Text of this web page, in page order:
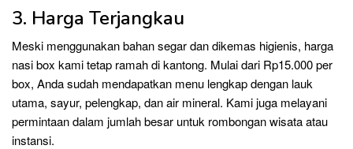
3. Harga Terjangkau
Meski menggunakan bahan segar dan dikemas higienis, harga
nasi box kami tetap ramah di kantong. Mulai dari Rp15.000 per
box, Anda sudah mendapatkan menu lengkap dengan lauk
utama, sayur, pelengkap, dan air mineral. Kami juga melayani
permintaan dalam jumlah besar untuk rombongan wisata atau
instansi.